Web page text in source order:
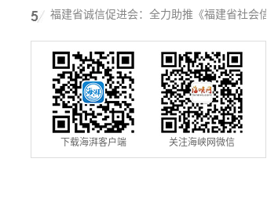
信用修复机制
福建省诚信促进会：全力助推《福建省社会信
用条例》落地见效
下载海湃客户端 关注海峡网微信